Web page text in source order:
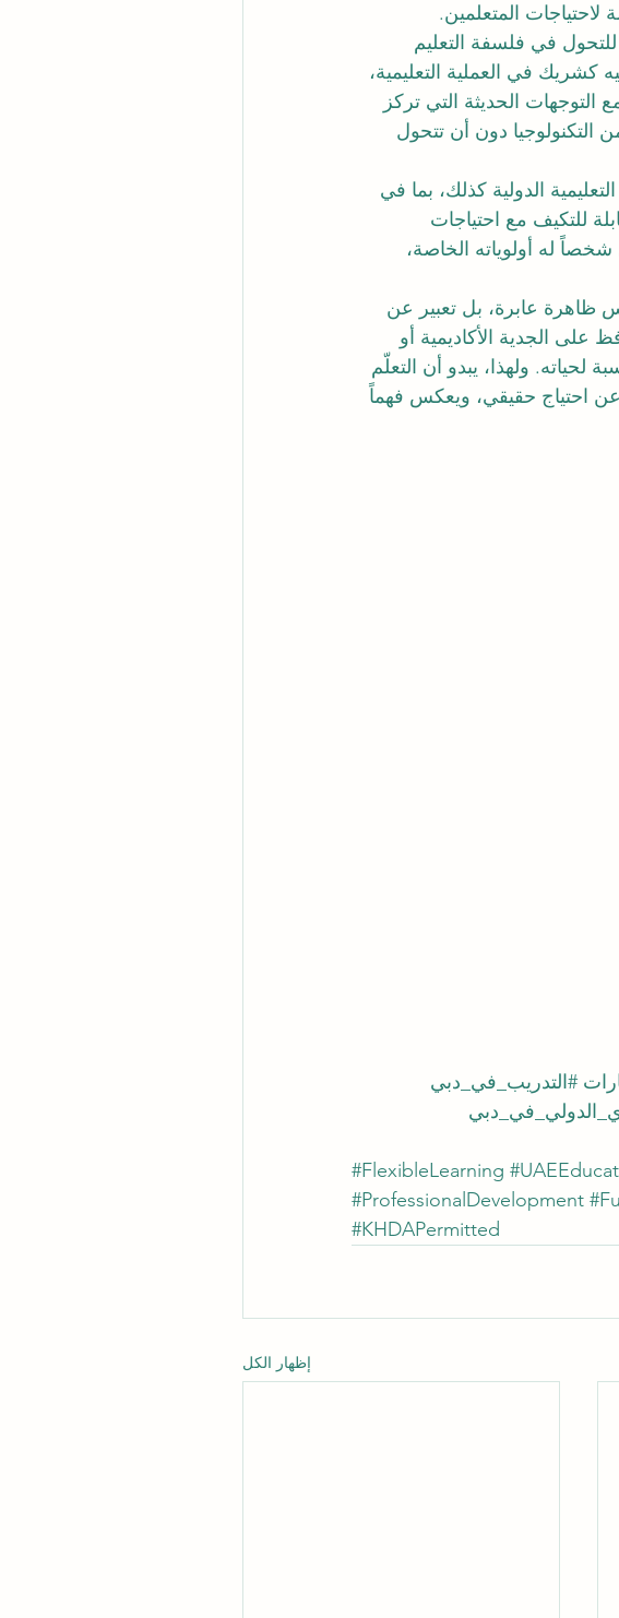
المتعلمين.
في فلسفة التعليم
كشريك في العملية التعليمية،
الحديثة التي تركز
التكنولوجيا دون أن تتحول
الدولية كذلك، بما في
للتكيف مع احتياجات
له أولوياته الخاصة،
ظاهرة عابرة، بل تعبير عن
على الجدية الأكاديمية أو
لحياته. ولهذا، يبدو أن التعلّم
احتياج حقيقي، ويعكس فهماً
#التدريب_في_دبي
#FlexibleLearning
#ProfessionalDevelopment
#KHDAPermitted
إظهار الكل